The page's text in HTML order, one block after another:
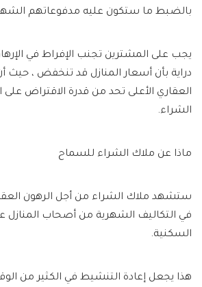
بالضبط ما ستكون عليه مدفوعاتهم
يجب على المشترين تجنب الإفراط في
دراية بأن أسعار المنازل قد تنخفض ، حيث
العقاري الأعلى تحد من قدرة الاقتراض
الشراء.
ماذا عن ملاك الشراء للسماح
ستشهد ملاك الشراء من أجل الرهون
في التكاليف الشهرية من أصحاب المنازل
السكنية.
هذا يجعل إعادة التنشيط في الكثير من